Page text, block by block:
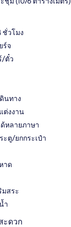
ชั่วโมง
ร์จ
/ตั๋ว
นทาง
ต่งงาน
หลายภาษา
ะตู/ยกกระเป๋า
าด
มสระ
ำ
ะดวก